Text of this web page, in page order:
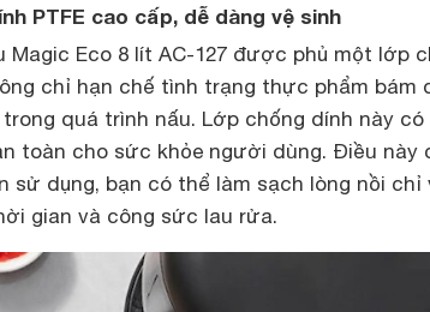
PTFE cao cấp, dễ dàng vệ sinh
Magic Eco 8 lít AC-127 được phủ một lớp
chỉ hạn chế tình trạng thực phẩm bám
quá trình nấu. Lớp chống dính này có
toàn cho sức khỏe người dùng. Điều này
sử dụng, bạn có thể làm sạch lòng nồi
gian và công sức lau rửa.